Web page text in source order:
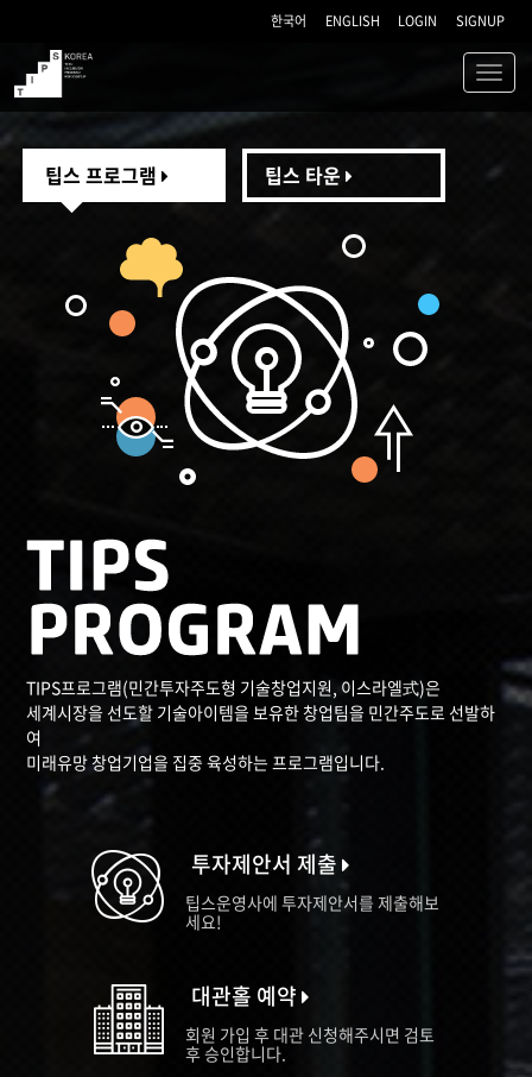
한국어 ENGLISH LOGIN SIGNUP
TIPS
팁스 프로그램 팁스 타운
TIPS프로그램(민간투자주도형 기술창업지원, 이스라엘式)은
세계시장을 선도할 기술아이템을 보유한 창업팀을 민간주도로 선발하
여
미래유망 창업기업을 집중 육성하는 프로그램입니다.
투자제안서 제출
팁스운영사에 투자제안서를 제출해보
세요!
대관홀 예약
회원 가입 후 대관 신청해주시면 검토
후 승인합니다.